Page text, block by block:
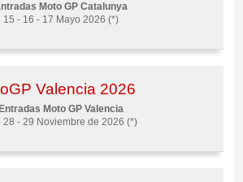
Moto GP Catalunya
15 - 16 - 17 Mayo 2026 (*)
Valencia 2026
Entradas Moto GP Valencia
28 - 29 Noviembre de 2026 (*)